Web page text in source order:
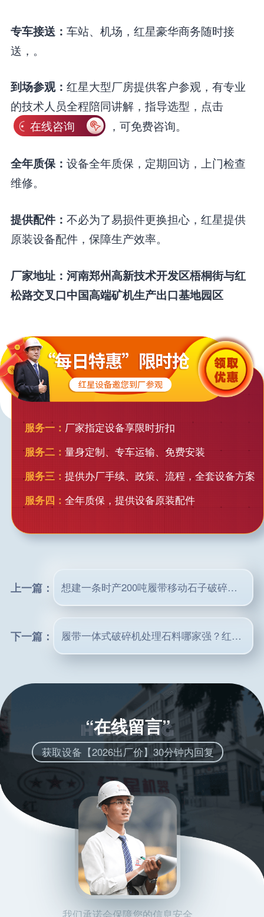
专车接送： 车站、机场，红星豪华商务随时接
送，。
到场参观： 红星大型厂房提供客户参观，有专业
的技术人员全程陪同讲解，指导选型，点击
在线咨询
，可免费咨询。
全年质保： 设备全年质保，定期回访，上门检查
维修。
提供配件： 不必为了易损件更换担心，红星提供
原装设备配件，保障生产效率。
厂家地址：河南郑州高新技术开发区梧桐街与红
松路交叉口中国高端矿机生产出口基地园区
服务一： 厂家指定设备享限时折扣
服务二： 量身定制、专车运输、免费安装
服务三： 提供办厂手续、政策、流程，全套设备方案
服务四： 全年质保，提供设备原装配件
上一篇： 想建一条时产200吨履带移动石子破碎生产线购置前期设备大约多少钱？
下一篇： 履带一体式破碎机处理石料哪家强？红星品牌有特长
“在线留言”
获取设备【2026出厂价】30分钟内回复
我们承诺会保障您的信息安全